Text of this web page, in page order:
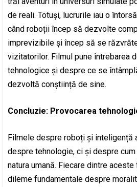
de reali. Totuși, lucrurile iau o
când roboții încep să dezvolte
imprevizibile și încep să se
vizitatorilor. Filmul pune întrebarea
tehnologice și despre ce se
dezvoltă conștiință de sine.
Concluzie: Provocarea
Filmele despre roboți și inteligență
despre tehnologie, ci și despre
natura umană. Fiecare dintre
dileme fundamentale despre